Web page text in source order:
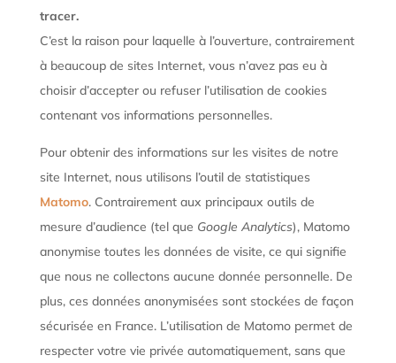
tracer.
C’est la raison pour laquelle à l’ouverture, contrairement
à beaucoup de sites Internet, vous n’avez pas eu à
choisir d’accepter ou refuser l’utilisation de cookies
contenant vos informations personnelles.
Pour obtenir des informations sur les visites de notre
site Internet, nous utilisons l’outil de statistiques
Matomo. Contrairement aux principaux outils de
mesure d’audience (tel que Google Analytics), Matomo
anonymise toutes les données de visite, ce qui signifie
que nous ne collectons aucune donnée personnelle. De
plus, ces données anonymisées sont stockées de façon
sécurisée en France. L’utilisation de Matomo permet de
respecter votre vie privée automatiquement, sans que